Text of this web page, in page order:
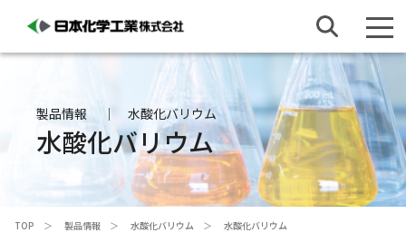
製品情報 水酸化バリウム
水酸化バリウム
TOP 製品情報 水酸化バリウム 水酸化バリウム